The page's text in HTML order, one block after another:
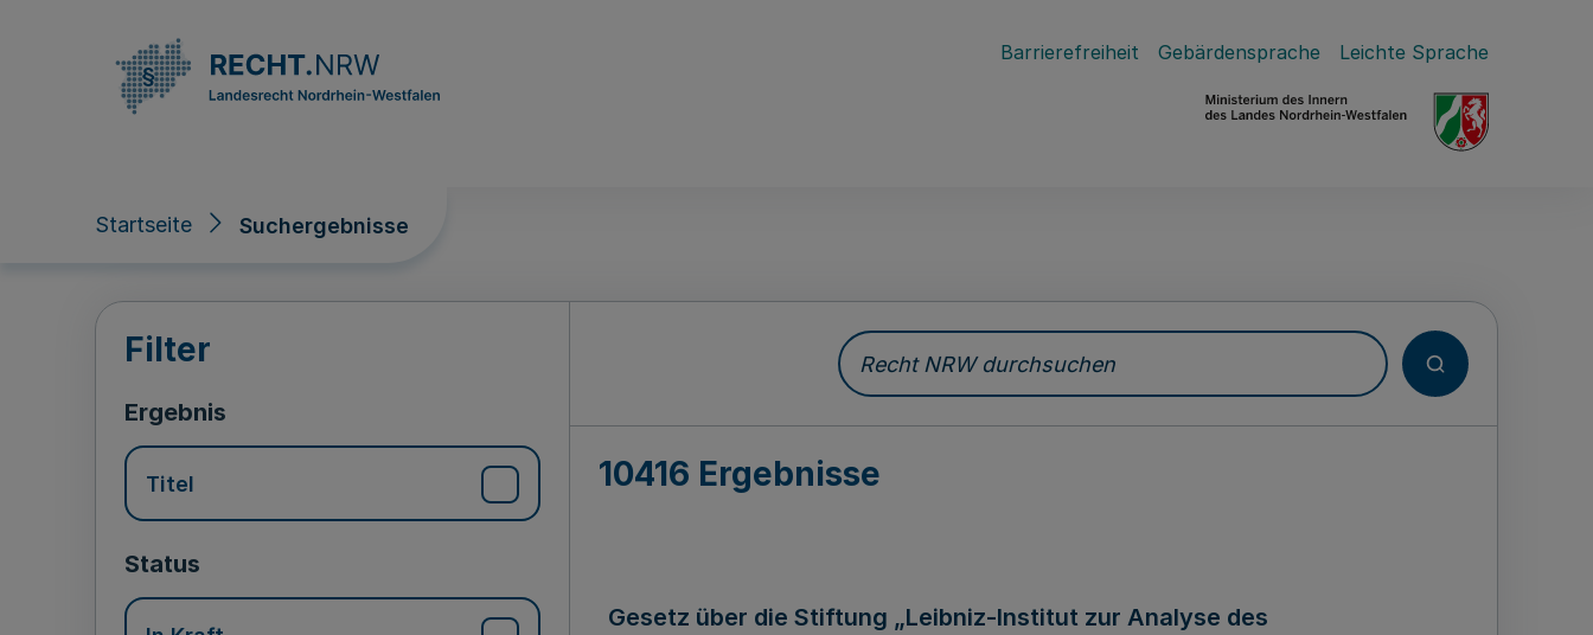
Barrierefreiheit Gebärdensprache Leichte Sprache
Startseite Suchergebnisse
Suchergebnisse
Filter
Ergebnis
Titel
Status
Recht NRW durchsuchen
10416 Ergebnisse
Gesetz über die Stiftung „Leibniz-Institut zur Analyse des